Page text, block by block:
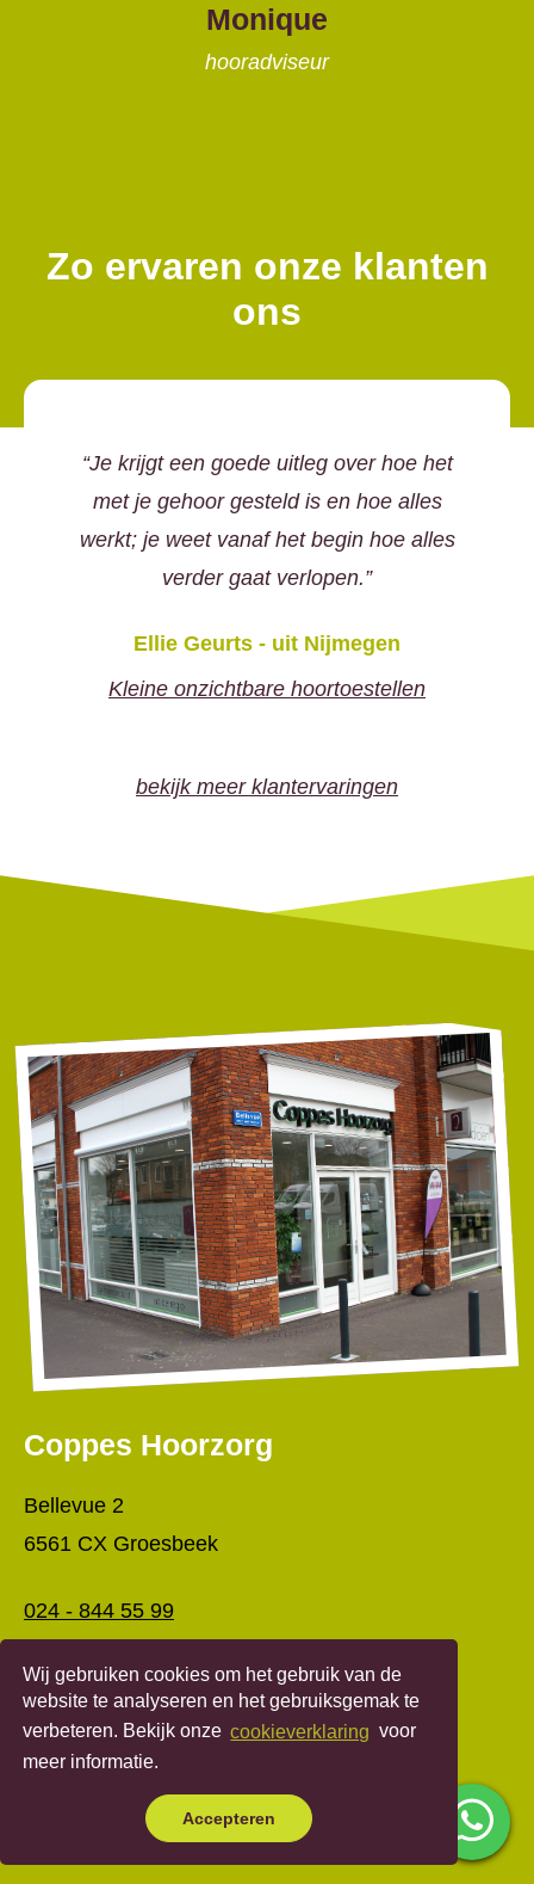
Wij gebruiken cookies om het gebruik van de
website te analyseren en het gebruiksgemak te
verbeteren. Bekijk onze cookieverklaring voor
meer informatie.
Accepteren
Monique
hooradviseur
Zo ervaren onze klanten
ons
Je krijgt een goede uitleg over hoe het
met je gehoor gesteld is en hoe alles
werkt; je weet vanaf het begin hoe alles
verder gaat verlopen.
Ellie Geurts - uit Nijmegen
Kleine onzichtbare hoortoestellen
bekijk meer klantervaringen
Coppes Hoorzorg
Bellevue 2
6561 CX Groesbeek
024 - 844 55 99
Maandag
Op afspraak
Di t/m vr